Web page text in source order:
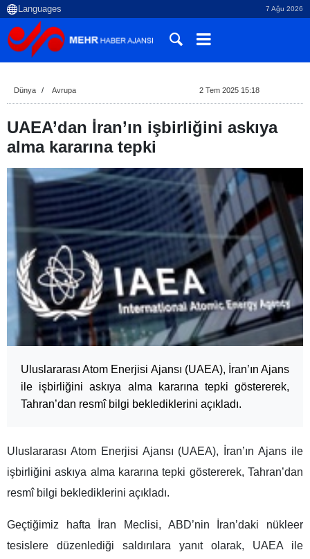
7 Ağu 2026
Dünya Avrupa 2 Tem 2025 15:18
UAEA’dan İran’ın işbirliğini askıya
alma kararına tepki
Uluslararası Atom Enerjisi Ajansı (UAEA), İran’ın Ajans
ile işbirliğini askıya alma kararına tepki göstererek,
Tahran’dan resmî bilgi beklediklerini açıkladı.
Uluslararası Atom Enerjisi Ajansı (UAEA), İran’ın Ajans ile
işbirliğini askıya alma kararına tepki göstererek, Tahran’dan
resmî bilgi beklediklerini açıkladı.
Geçtiğimiz hafta İran Meclisi, ABD’nin İran’daki nükleer
tesislere düzenlediği saldırılara yanıt olarak, UAEA ile